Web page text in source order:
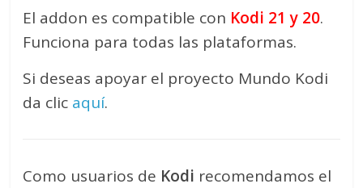
El addon es compatible con Kodi 21 y 20.
Funciona para todas las plataformas.
Si deseas apoyar el proyecto Mundo Kodi
da clic aquí.
Como usuarios de Kodi recomendamos el